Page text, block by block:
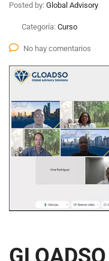
Posted by: Global Advisory
Categoría: Curso
No hay comentarios